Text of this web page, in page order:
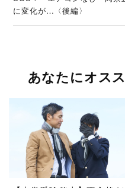
に変化が…〈後編〉
あなたにオス